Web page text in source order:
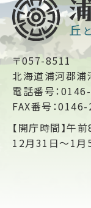
〒057-8511
北海道浦河郡
電話番号：
FAX番号：
【開庁時間】午
12月31日～1月5